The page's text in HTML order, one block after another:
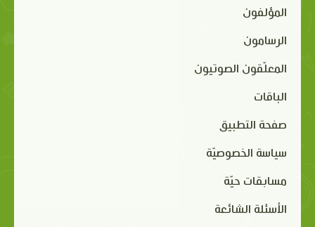
المؤلفون
الرسامون
المعلّقون الصوتيون
الباقات
صفحة التطبيق
سياسة الخصوصيّة
مسابقات حيّة
الأسئلة الشائعة